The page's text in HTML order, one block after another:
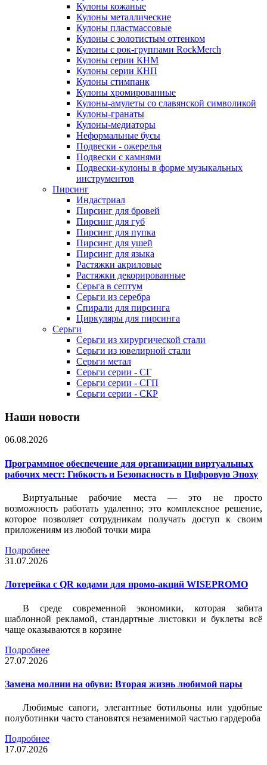
Кулоны кожаные
Кулоны металлические
Кулоны пластмассовые
Кулоны с золотистым оттенком
Кулоны с рок-группами RockMerch
Кулоны серии КНМ
Кулоны серии КНП
Кулоны стимпанк
Кулоны хромированные
Кулоны-амулеты со славянской символикой
Кулоны-гранаты
Кулоны-медиаторы
Неформальные бусы
Подвески - ожерелья
Подвески с камнями
Подвески-кулоны в форме музыкальных
инструментов
Пирсинг
Индастриал
Пирсинг для бровей
Пирсинг для губ
Пирсинг для пупка
Пирсинг для ушей
Пирсинг для языка
Растяжки акриловые
Растяжки декорированные
Серьга в септум
Серьги из серебра
Спирали для пирсинга
Циркуляры для пирсинга
Серьги
Серьги из хирургической стали
Серьги из ювелирной стали
Серьги метал
Серьги серии - СГ
Серьги серии - СГП
Серьги серии - СКР
Наши новости
06.08.2026
Программное обеспечение для организации виртуальных
рабочих мест: Гибкость и Безопасность в Цифровую Эпоху
Виртуальные рабочие места — это не просто
возможность работать удаленно; это комплексное решение,
которое позволяет сотрудникам получать доступ к своим
приложениям из любой точки мира
Подробнее
31.07.2026
Лотерейка c QR кодами для промо-акций WISEPROMO
В среде современной экономики, которая забита
шаблонной рекламой, стандартные листовки и буклеты всё
чаще оказываются в корзине
Подробнее
27.07.2026
Замена молнии на обуви: Вторая жизнь любимой пары
Любимые сапоги, элегантные ботильоны или удобные
полуботинки часто становятся незаменимой частью гардероба
Подробнее
17.07.2026